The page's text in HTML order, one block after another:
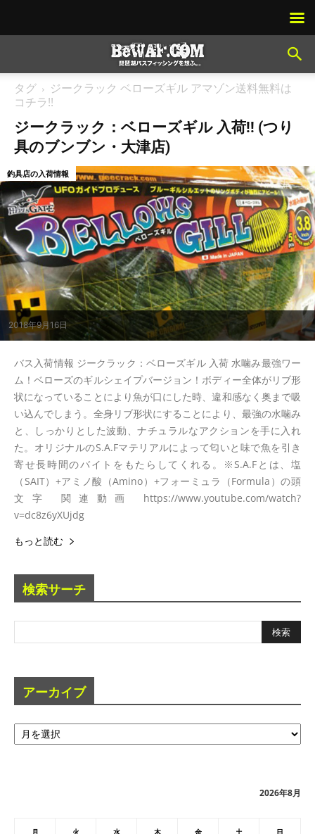
タグ
ジークラック ベローズギル アマゾン送料無料は
コチラ!!
ジークラック：ベローズギル 入荷!! (つり
具のブンブン・大津店)
2018年9月16日
釣具店の入荷情報
バス入荷情報 ジークラック：ベローズギル 入荷 水噛み最強ワー
ム！ベローズのギルシェイプバージョン！ボディー全体がリブ形
状になっていることにより魚が口にした時、違和感なく奥まで吸
い込んでしまう。全身リブ形状にすることにより、最強の水噛み
と、しっかりとした波動、ナチュラルなアクションを手に入れ
た。オリジナルのS.A.Fマテリアルによって匂いと味で魚を引き
寄せ長時間のバイトをもたらしてくれる。※S.A.Fとは、塩
（SAIT）+アミノ酸（Amino）+フォーミュラ（Formula）の頭
文字 関連動画 https://www.youtube.com/watch?
v=dc8z6yXUjdg
もっと読む
検索サーチ
アーカイブ
ア
ー
2026年8月
月 火 水 木 金 土 日